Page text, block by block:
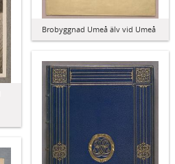
Brobyggnad Umeå älv vid Umeå